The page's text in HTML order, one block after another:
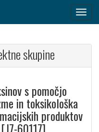
skupine
s pomočjo
in toksikološka
produktov
60117]